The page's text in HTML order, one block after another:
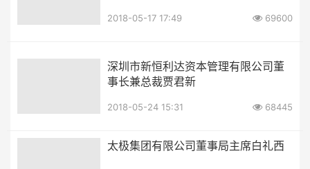
2018-05-17 17:49 69600
深圳市新恒利达资本管理有限公司董
事长兼总裁贾君新
2018-05-24 15:31 68445
太极集团有限公司董事局主席白礼西